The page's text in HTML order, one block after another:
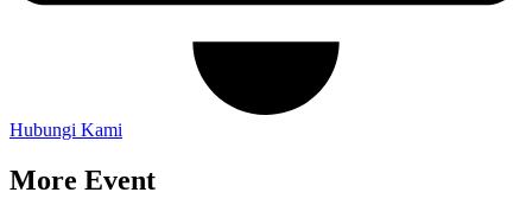
Hubungi Kami
More Event